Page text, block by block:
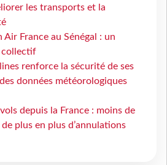
les transports et la
Air France au Sénégal : un
collectif
renforce la sécurité de ses
données météorologiques
depuis la France : moins de
plus en plus d’annulations